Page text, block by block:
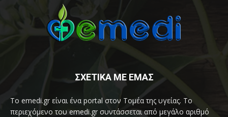
ΣΧΕΤΙΚΑ ΜΕ ΕΜΑΣ
Το emedi.gr είναι ένα portal στον Τομέα της υγείας. Το
περιεχόμενο του emedi.gr συντάσσεται από μεγάλο αριθμό